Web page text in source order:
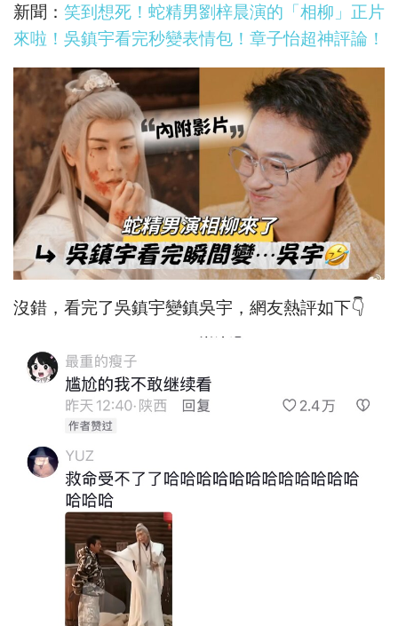
新聞： 笑到想死！蛇精男劉梓晨演的「相柳」正片
來啦！吳鎮宇看完秒變表情包！章子怡超神評論！
沒錯，看完了吳鎮宇變鎮吳宇，網友熱評如下👇